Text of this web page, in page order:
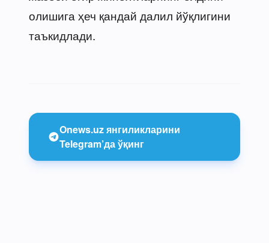
олишига ҳеч қандай далил йўқлигини
таъкидлади.
Onews.uz янгиликларини
Telegram’да ўқинг